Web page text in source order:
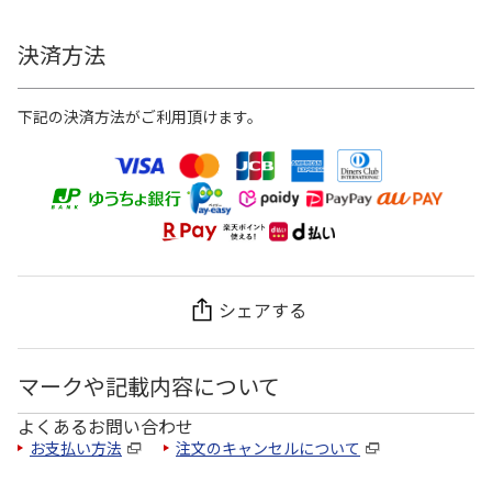
決済方法
下記の決済方法がご利用頂けます。
シェアする
マークや記載内容について
よくあるお問い合わせ
お支払い方法 注文のキャンセルについて